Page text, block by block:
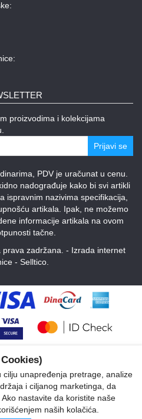
proizvodima i kolekcijama
Prijavi se
PDV je uračunat u cenu.
nadograđuje kako bi svi artikli
ispravnim nazivima specifikacija,
artikala. Ipak, ne možemo
informacije artikala na ovom
tačne.
prava zadržana. - Izrada internet
- Selltico.
unapređenja pretrage, analize
i ciljanog marketinga, da
nastavite da koristite naše
naših kolačića.